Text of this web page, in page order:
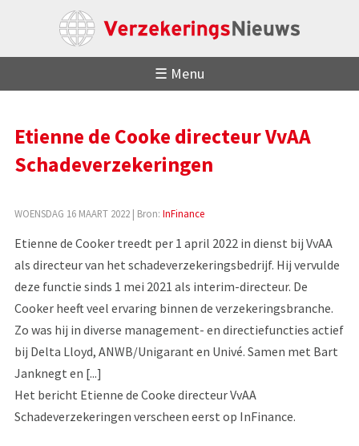
☰ Menu
Etienne de Cooke directeur VvAA
Schadeverzekeringen
WOENSDAG 16 MAART 2022| Bron: InFinance
Etienne de Cooker treedt per 1 april 2022 in dienst bij VvAA
als directeur van het schadeverzekeringsbedrijf. Hij vervulde
deze functie sinds 1 mei 2021 als interim-directeur. De
Cooker heeft veel ervaring binnen de verzekeringsbranche.
Zo was hij in diverse management- en directiefuncties actief
bij Delta Lloyd, ANWB/Unigarant en Univé. Samen met Bart
Janknegt en [...]
Het bericht Etienne de Cooke directeur VvAA
Schadeverzekeringen verscheen eerst op InFinance.